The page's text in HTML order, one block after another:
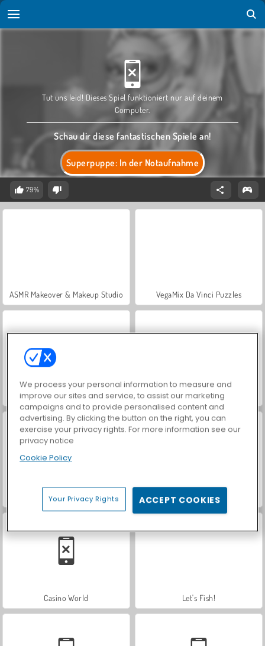
Superpuppe: In der Notaufnahme
Tut uns leid! Dieses Spiel funktioniert nur auf deinem
Computer.
Schau dir diese fantastischen Spiele an!
79%
ASMR Makeover & Makeup Studio VegaMix Da Vinci Puzzles
Farm Merge Valley Hidden Object: Street of Secrets
World War 2 Shooter Car Parking City Duel
Casino World Let's Fish!
We process your personal information to measure and
improve our sites and service, to assist our marketing
campaigns and to provide personalised content and
advertising. By clicking the button on the right, you can
exercise your privacy rights. For more information see our
privacy notice
Cookie Policy
Your Privacy Rights ACCEPT COOKIES